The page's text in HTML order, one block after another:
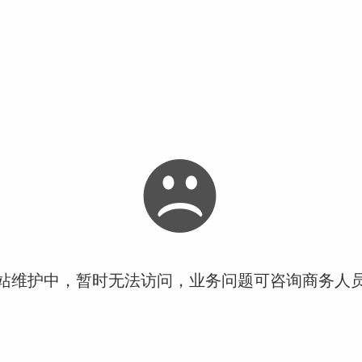
维护中，暂时无法访问，业务问题可咨询商务人